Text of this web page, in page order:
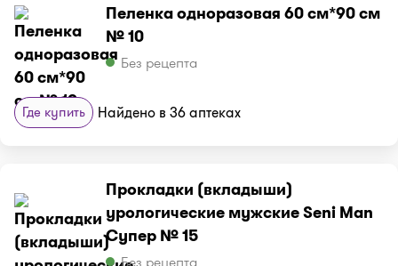
Пеленка одноразовая 60 см*90 см
№ 10
Без рецепта
Где купить Найдено в 36 аптеках
Прокладки (вкладыши)
урологические мужские Seni Man
Супер № 15
Без рецепта